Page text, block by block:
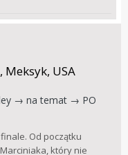
USA
→ na temat → PO
Od początku
który nie